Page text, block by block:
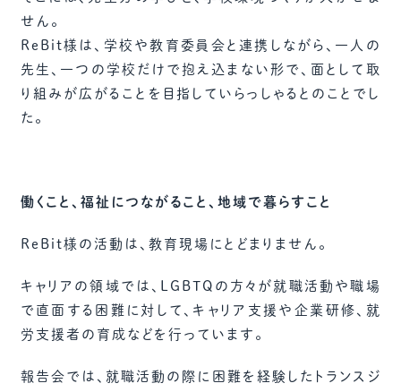
せん。
ReBit様は、学校や教育委員会と連携しながら、一人の
先生、一つの学校だけで抱え込まない形で、面として取
り組みが広がることを目指していらっしゃるとのことでし
た。
働くこと、福祉につながること、地域で暮らすこと
ReBit様の活動は、教育現場にとどまりません。
キャリアの領域では、LGBTQの方々が就職活動や職場
で直面する困難に対して、キャリア支援や企業研修、就
労支援者の育成などを行っています。
報告会では、就職活動の際に困難を経験したトランスジ